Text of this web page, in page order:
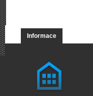
Informace